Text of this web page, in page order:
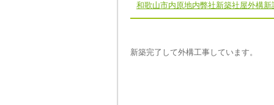
和歌山市内原地内弊社新築社屋外構新
新築完了して外構工事しています。